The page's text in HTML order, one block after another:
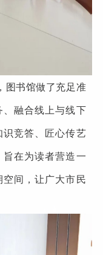
图书馆做了充足准
融合线上与线下
识竞答、匠心传艺
在为读者营造一
间，让广大市民